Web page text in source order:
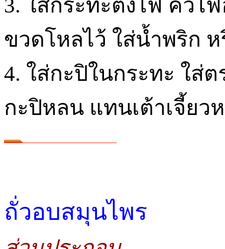
3. ใส่กระทะตั้งไฟ คั่วไ
ขวดโหลไว้ ใส่น้ำพริก
4. ใส่กะปิในกระทะ ใส่
กะปิหลน แทนเต้าเจี้ยว
ถั่วอบสมุนไพร